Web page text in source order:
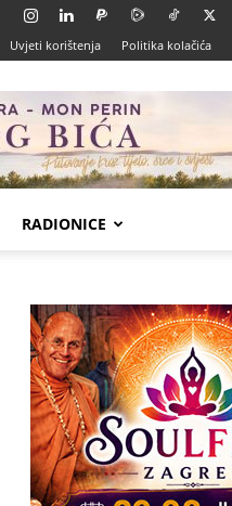
Uvjeti korištenja Politika kolačića
RADIONICE